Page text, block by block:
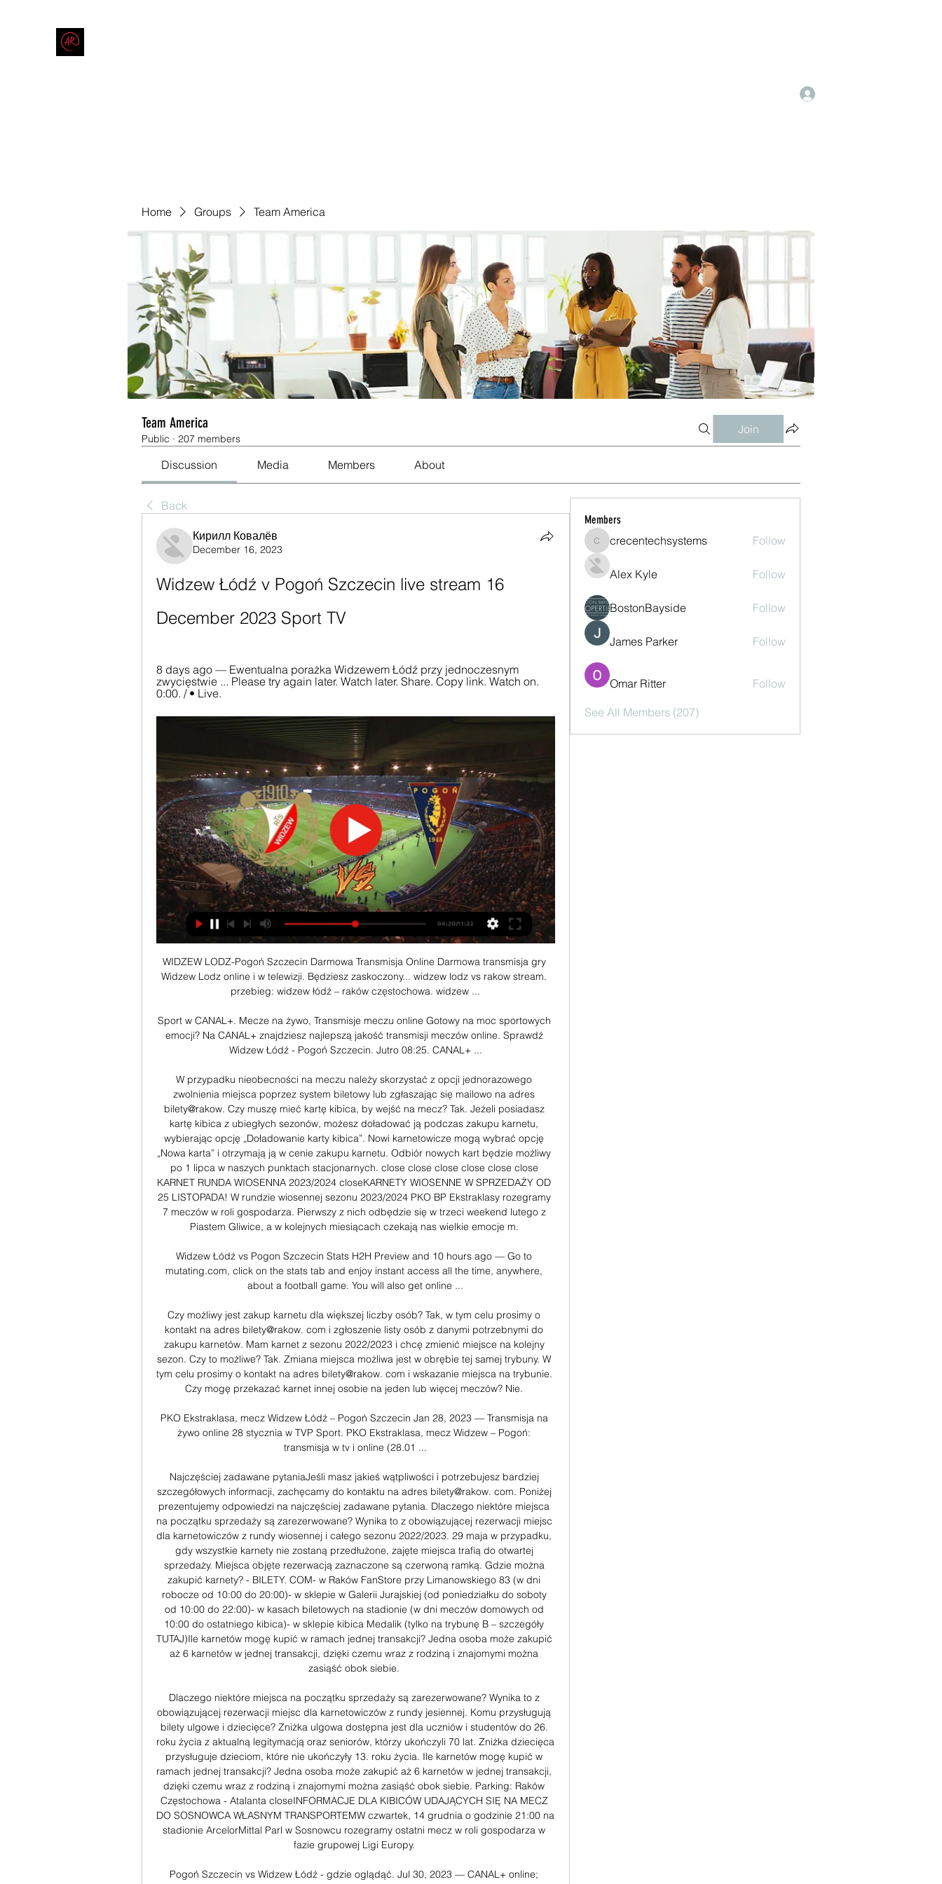
Home Groups Team America
Team America
Public · 207 members
Join
Discussion Media Members About
Back
Кирилл Ковалёв
December 16, 2023
Widzew Łódź v Pogoń Szczecin live stream 16
December 2023 Sport TV
8 days ago — Ewentualna porażka Widzewem Łódź przy jednoczesnym
zwycięstwie ... Please try again later. Watch later. Share. Copy link. Watch on.
0:00. / • Live.
WIDZEW LODZ-Pogoń Szczecin Darmowa Transmisja Online Darmowa transmisja gry
Widzew Lodz online i w telewizji. Będziesz zaskoczony... widzew lodz vs rakow stream.
przebieg: widzew łódź – raków częstochowa. widzew ...
Sport w CANAL+. Mecze na żywo, Transmisje meczu online Gotowy na moc sportowych
emocji? Na CANAL+ znajdziesz najlepszą jakość transmisji meczów online. Sprawdź
Widzew Łódź - Pogoń Szczecin. Jutro 08:25. CANAL+ ...
W przypadku nieobecności na meczu należy skorzystać z opcji jednorazowego
zwolnienia miejsca poprzez system biletowy lub zgłaszając się mailowo na adres
bilety@rakow. Czy muszę mieć kartę kibica, by wejść na mecz? Tak. Jeżeli posiadasz
kartę kibica z ubiegłych sezonów, możesz doładować ją podczas zakupu karnetu,
wybierając opcję „Doładowanie karty kibica”. Nowi karnetowicze mogą wybrać opcję
„Nowa karta” i otrzymają ją w cenie zakupu karnetu. Odbiór nowych kart będzie możliwy
po 1 lipca w naszych punktach stacjonarnych. close close close close close close
KARNET RUNDA WIOSENNA 2023/2024 closeKARNETY WIOSENNE W SPRZEDAŻY OD
25 LISTOPADA! W rundzie wiosennej sezonu 2023/2024 PKO BP Ekstraklasy rozegramy
7 meczów w roli gospodarza. Pierwszy z nich odbędzie się w trzeci weekend lutego z
Piastem Gliwice, a w kolejnych miesiącach czekają nas wielkie emocje m.
Widzew Łódź vs Pogon Szczecin Stats H2H Preview and 10 hours ago — Go to
mutating.com, click on the stats tab and enjoy instant access all the time, anywhere,
about a football game. You will also get online ...
Czy możliwy jest zakup karnetu dla większej liczby osób? Tak, w tym celu prosimy o
kontakt na adres bilety@rakow. com i zgłoszenie listy osób z danymi potrzebnymi do
zakupu karnetów. Mam karnet z sezonu 2022/2023 i chcę zmienić miejsce na kolejny
sezon. Czy to możliwe? Tak. Zmiana miejsca możliwa jest w obrębie tej samej trybuny. W
tym celu prosimy o kontakt na adres bilety@rakow. com i wskazanie miejsca na trybunie.
Czy mogę przekazać karnet innej osobie na jeden lub więcej meczów? Nie.
PKO Ekstraklasa, mecz Widzew Łódź – Pogoń Szczecin Jan 28, 2023 — Transmisja na
żywo online 28 stycznia w TVP Sport. PKO Ekstraklasa, mecz Widzew – Pogoń:
transmisja w tv i online (28.01 ...
Najczęściej zadawane pytaniaJeśli masz jakieś wątpliwości i potrzebujesz bardziej
szczegółowych informacji, zachęcamy do kontaktu na adres bilety@rakow. com. Poniżej
prezentujemy odpowiedzi na najczęściej zadawane pytania. Dlaczego niektóre miejsca
na początku sprzedaży są zarezerwowane? Wynika to z obowiązującej rezerwacji miejsc
dla karnetowiczów z rundy wiosennej i całego sezonu 2022/2023. 29 maja w przypadku,
gdy wszystkie karnety nie zostaną przedłużone, zajęte miejsca trafią do otwartej
sprzedaży. Miejsca objęte rezerwacją zaznaczone są czerwoną ramką. Gdzie można
zakupić karnety? - BILETY. COM- w Raków FanStore przy Limanowskiego 83 (w dni
robocze od 10:00 do 20:00)- w sklepie w Galerii Jurajskiej (od poniedziałku do soboty
od 10:00 do 22:00)- w kasach biletowych na stadionie (w dni meczów domowych od
10:00 do ostatniego kibica)- w sklepie kibica Medalik (tylko na trybunę B – szczegóły
TUTAJ)Ile karnetów mogę kupić w ramach jednej transakcji? Jedna osoba może zakupić
aż 6 karnetów w jednej transakcji, dzięki czemu wraz z rodziną i znajomymi można
zasiąść obok siebie.
Dlaczego niektóre miejsca na początku sprzedaży są zarezerwowane? Wynika to z
obowiązującej rezerwacji miejsc dla karnetowiczów z rundy jesiennej. Komu przysługują
bilety ulgowe i dziecięce? Zniżka ulgowa dostępna jest dla uczniów i studentów do 26.
roku życia z aktualną legitymacją oraz seniorów, którzy ukończyli 70 lat. Zniżka dziecięca
przysługuje dzieciom, które nie ukończyły 13. roku życia. Ile karnetów mogę kupić w
ramach jednej transakcji? Jedna osoba może zakupić aż 6 karnetów w jednej transakcji,
dzięki czemu wraz z rodziną i znajomymi można zasiąść obok siebie. Parking: Raków
Częstochowa - Atalanta closeINFORMACJE DLA KIBICÓW UDAJĄCYCH SIĘ NA MECZ
DO SOSNOWCA WŁASNYM TRANSPORTEMW czwartek, 14 grudnia o godzinie 21:00 na
stadionie ArcelorMittal Parl w Sosnowcu rozegramy ostatni mecz w roli gospodarza w
fazie grupowej Ligi Europy.
Pogoń Szczecin vs Widzew Łódź - gdzie oglądąć. Jul 30, 2023 — CANAL+ online;
Members
crecentechsystems
crecentechsystems Follow
Alex Kyle Follow
BostonBayside Follow
James Parker Follow
Omar Ritter Follow
See All Members (207)